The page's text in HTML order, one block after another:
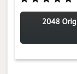
2048